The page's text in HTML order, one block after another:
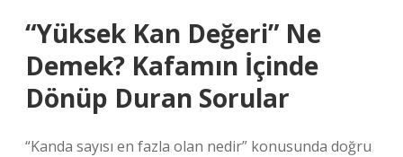
“Yüksek Kan Değeri” Ne
Demek? Kafamın İçinde
Dönüp Duran Sorular
“Kanda sayısı en fazla olan nedir” konusunda doğru